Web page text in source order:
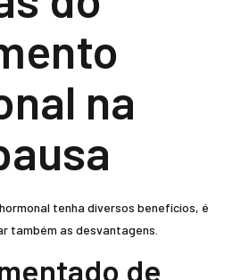
na
tenha diversos benefícios, é
também as desvantagens.
de